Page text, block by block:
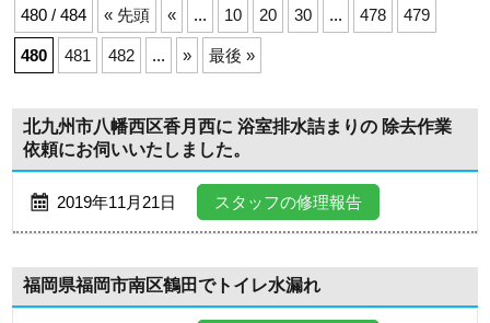
480 / 484 « 先頭 « ... 10 20 30 ... 478 479
480 481 482 ... » 最後 »
北九州市八幡西区香月西に 浴室排水詰まりの 除去作業
依頼にお伺いいたしました。
2019年11月21日 スタッフの修理報告
福岡県福岡市南区鶴田でトイレ水漏れ